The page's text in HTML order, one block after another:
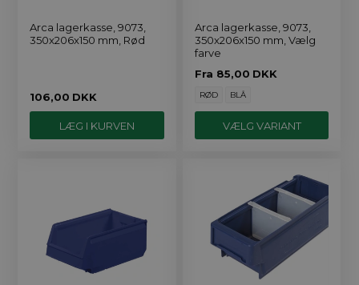
Arca lagerkasse, 9073,
350x206x150 mm, Rød
106,00 DKK
Arca lagerkasse, 9073,
350x206x150 mm, Vælg
farve
Fra 85,00 DKK
RØD BLÅ
VÆLG VARIANT